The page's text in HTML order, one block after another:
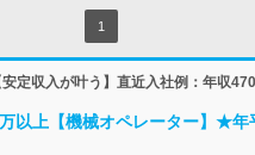
1
定収入が叶う】直近入社例：年収
以上【機械オペレーター】★年